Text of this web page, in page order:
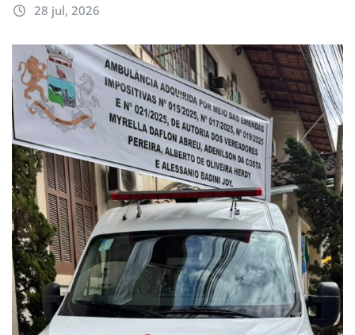
28 jul, 2026